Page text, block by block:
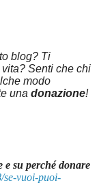
blog? Ti
Senti che chi
modo
una donazione!
su perché donare
se-vuoi-puoi-